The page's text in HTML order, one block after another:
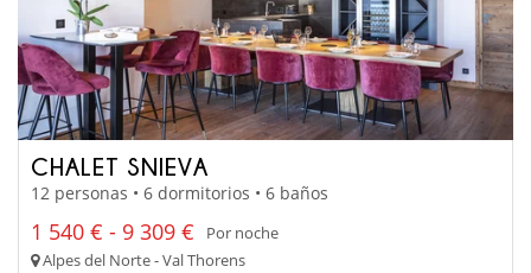
CHALET SNIEVA
12 personas • 6 dormitorios • 6 baños
1 540 € - 9 309 €
Por noche
Alpes del Norte - Val Thorens